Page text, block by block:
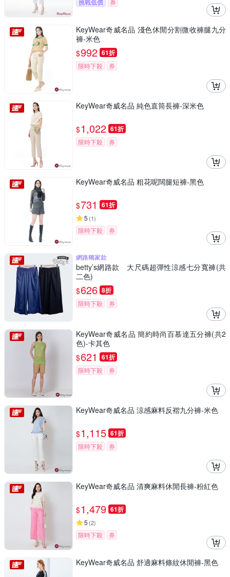
挑戰低價 券
KeyWear奇威名品 淺色休閒分割微收褲腿九分
褲-米色
$992 61折
限時下殺 券
KeyWear奇威名品 純色直筒長褲-深米色
$1,022 61折
限時下殺 券
KeyWear奇威名品 粗花呢闊腿短褲-黑色
$731 61折
5 (1)
限時下殺 券
網路獨家款
betty’s網路款 大尺碼超彈性涼感七分寬褲(共
二色)
$626 8折
限時下殺 券
KeyWear奇威名品 簡約時尚百慕達五分褲(共2
色)-卡其色
$621 61折
限時下殺 券
KeyWear奇威名品 涼感麻料反褶九分褲-米色
$1,115 61折
限時下殺 券
KeyWear奇威名品 清爽麻料休閒長褲-粉紅色
$1,479 61折
5 (2)
限時下殺 券
KeyWear奇威名品 舒適麻料條紋休閒褲-黑色